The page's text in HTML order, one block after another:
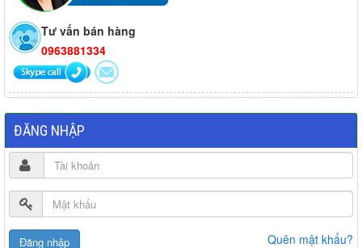
Tư vấn bán hàng
0963881334
ĐĂNG NHẬP
Quên mật khẩu?